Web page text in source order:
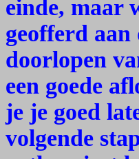
einde, maar
geofferd aan
doorlopen
een goede
je je goed
volgende